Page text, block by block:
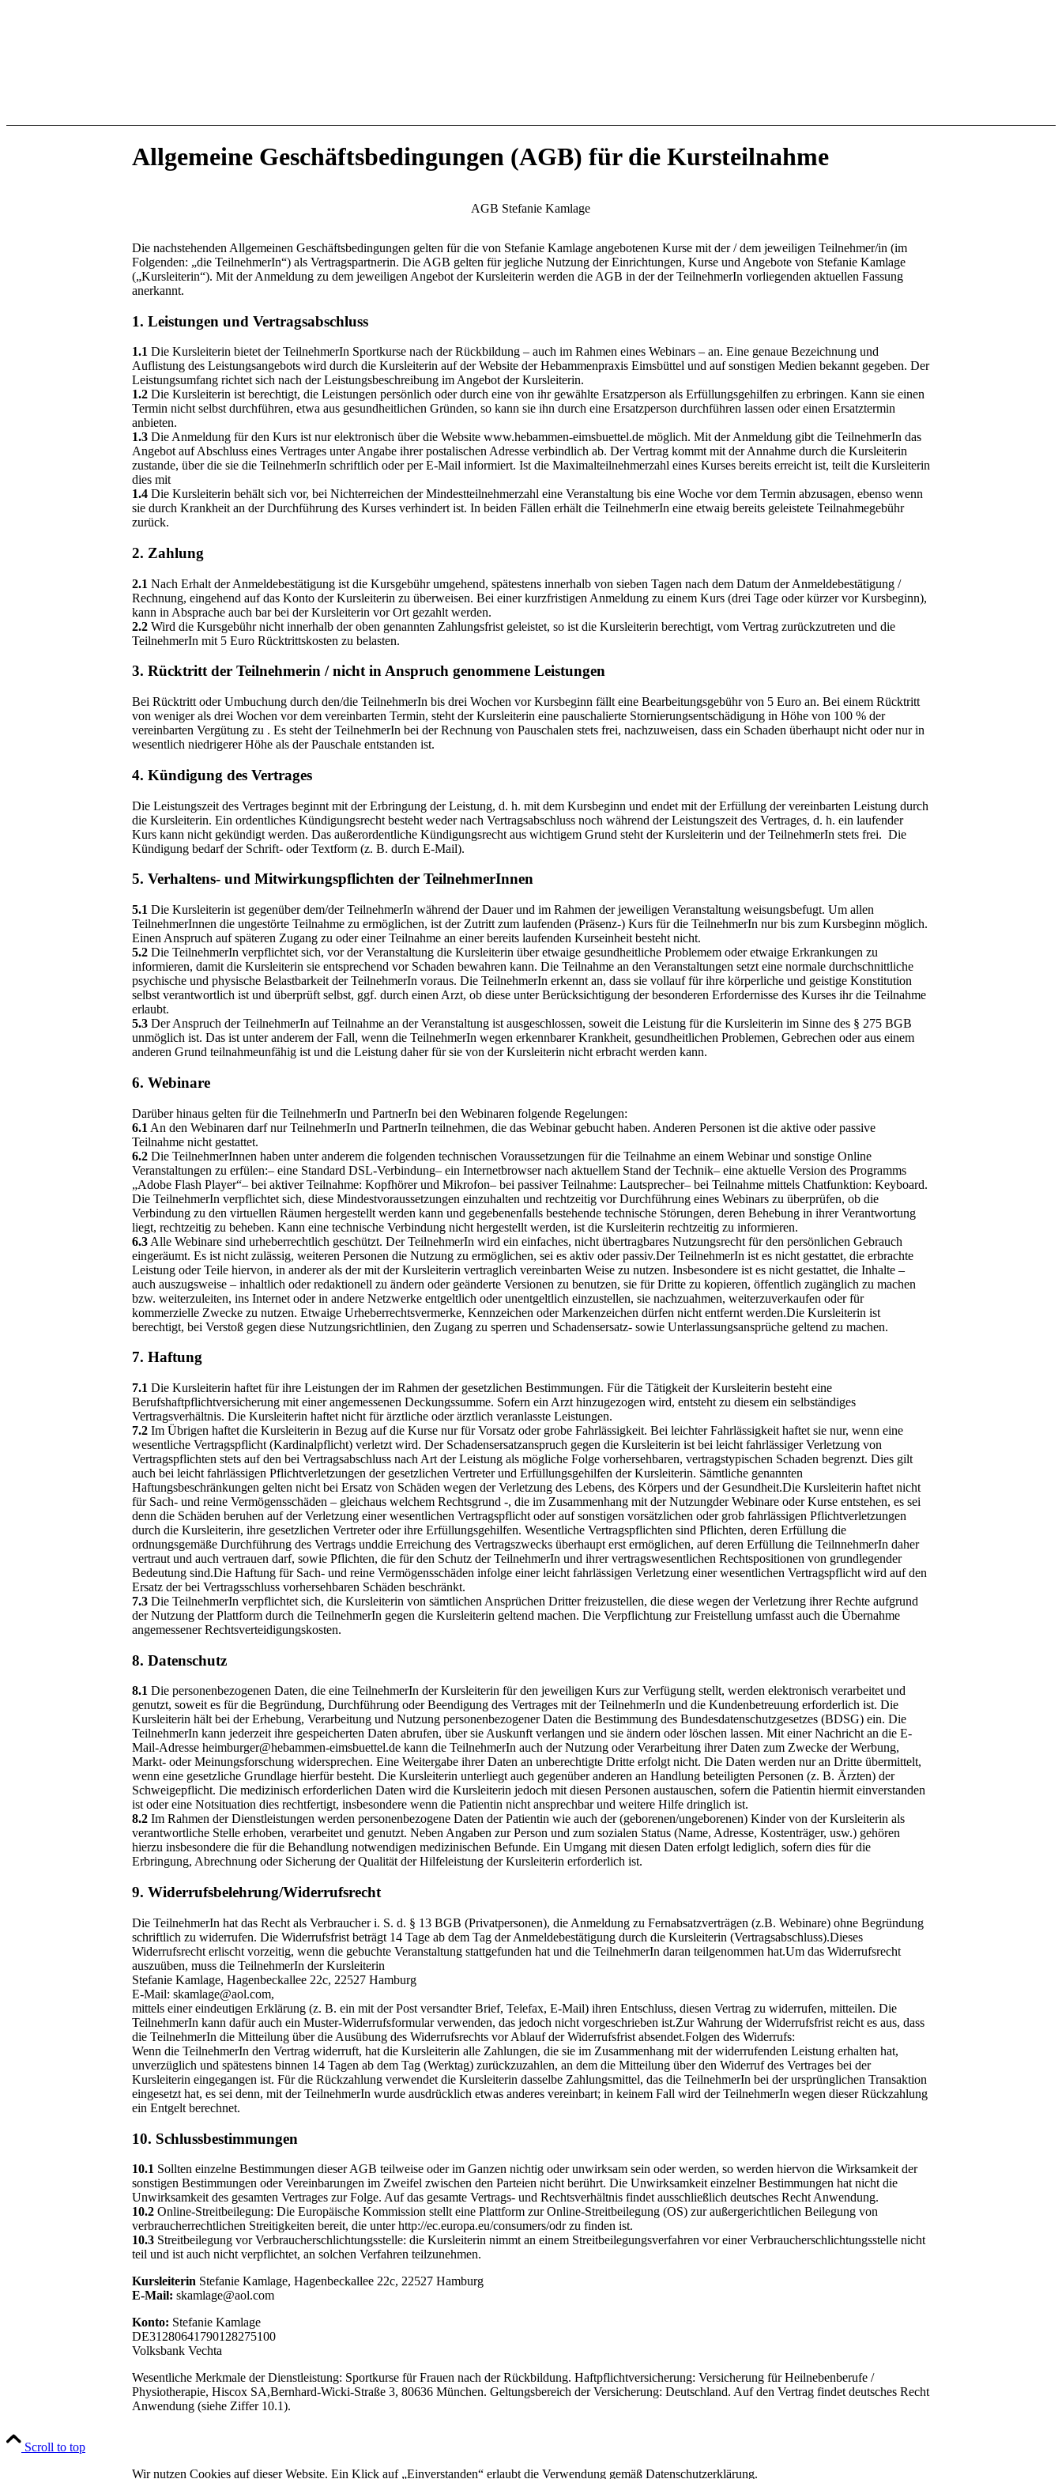
Allgemeine Geschäftsbedingungen (AGB) für die Kursteilnahme
AGB Stefanie Kamlage
Die nachstehenden Allgemeinen Geschäftsbedingungen gelten für die von Stefanie Kamlage angebotenen Kurse mit der / dem jeweiligen Teilnehmer/in (im
Folgenden: „die TeilnehmerIn“) als Vertragspartnerin. Die AGB gelten für jegliche Nutzung der Einrichtungen, Kurse und Angebote von Stefanie Kamlage
(„Kursleiterin“). Mit der Anmeldung zu dem jeweiligen Angebot der Kursleiterin werden die AGB in der der TeilnehmerIn vorliegenden aktuellen Fassung
anerkannt.
1. Leistungen und Vertragsabschluss
1.1 Die Kursleiterin bietet der TeilnehmerIn Sportkurse nach der Rückbildung – auch im Rahmen eines Webinars – an. Eine genaue Bezeichnung und
Auflistung des Leistungsangebots wird durch die Kursleiterin auf der Website der Hebammenpraxis Eimsbüttel und auf sonstigen Medien bekannt gegeben. Der
Leistungsumfang richtet sich nach der Leistungsbeschreibung im Angebot der Kursleiterin.
1.2 Die Kursleiterin ist berechtigt, die Leistungen persönlich oder durch eine von ihr gewählte Ersatzperson als Erfüllungsgehilfen zu erbringen. Kann sie einen
Termin nicht selbst durchführen, etwa aus gesundheitlichen Gründen, so kann sie ihn durch eine Ersatzperson durchführen lassen oder einen Ersatztermin
anbieten.
1.3 Die Anmeldung für den Kurs ist nur elektronisch über die Website www.hebammen-eimsbuettel.de möglich. Mit der Anmeldung gibt die TeilnehmerIn das
Angebot auf Abschluss eines Vertrages unter Angabe ihrer postalischen Adresse verbindlich ab. Der Vertrag kommt mit der Annahme durch die Kursleiterin
zustande, über die sie die TeilnehmerIn schriftlich oder per E-Mail informiert. Ist die Maximalteilnehmerzahl eines Kurses bereits erreicht ist, teilt die Kursleiterin
dies mit
1.4 Die Kursleiterin behält sich vor, bei Nichterreichen der Mindestteilnehmerzahl eine Veranstaltung bis eine Woche vor dem Termin abzusagen, ebenso wenn
sie durch Krankheit an der Durchführung des Kurses verhindert ist. In beiden Fällen erhält die TeilnehmerIn eine etwaig bereits geleistete Teilnahmegebühr
zurück.
2. Zahlung
2.1 Nach Erhalt der Anmeldebestätigung ist die Kursgebühr umgehend, spätestens innerhalb von sieben Tagen nach dem Datum der Anmeldebestätigung /
Rechnung, eingehend auf das Konto der Kursleiterin zu überweisen. Bei einer kurzfristigen Anmeldung zu einem Kurs (drei Tage oder kürzer vor Kursbeginn),
kann in Absprache auch bar bei der Kursleiterin vor Ort gezahlt werden.
2.2 Wird die Kursgebühr nicht innerhalb der oben genannten Zahlungsfrist geleistet, so ist die Kursleiterin berechtigt, vom Vertrag zurückzutreten und die
TeilnehmerIn mit 5 Euro Rücktrittskosten zu belasten.
3. Rücktritt der Teilnehmerin / nicht in Anspruch genommene Leistungen
Bei Rücktritt oder Umbuchung durch den/die TeilnehmerIn bis drei Wochen vor Kursbeginn fällt eine Bearbeitungsgebühr von 5 Euro an. Bei einem Rücktritt
von weniger als drei Wochen vor dem vereinbarten Termin, steht der Kursleiterin eine pauschalierte Stornierungsentschädigung in Höhe von 100 % der
vereinbarten Vergütung zu . Es steht der TeilnehmerIn bei der Rechnung von Pauschalen stets frei, nachzuweisen, dass ein Schaden überhaupt nicht oder nur in
wesentlich niedrigerer Höhe als der Pauschale entstanden ist.
4. Kündigung des Vertrages
Die Leistungszeit des Vertrages beginnt mit der Erbringung der Leistung, d. h. mit dem Kursbeginn und endet mit der Erfüllung der vereinbarten Leistung durch
die Kursleiterin. Ein ordentliches Kündigungsrecht besteht weder nach Vertragsabschluss noch während der Leistungszeit des Vertrages, d. h. ein laufender
Kurs kann nicht gekündigt werden. Das außerordentliche Kündigungsrecht aus wichtigem Grund steht der Kursleiterin und der TeilnehmerIn stets frei. Die
Kündigung bedarf der Schrift- oder Textform (z. B. durch E-Mail).
5. Verhaltens- und Mitwirkungspflichten der TeilnehmerInnen
5.1 Die Kursleiterin ist gegenüber dem/der TeilnehmerIn während der Dauer und im Rahmen der jeweiligen Veranstaltung weisungsbefugt. Um allen
TeilnehmerInnen die ungestörte Teilnahme zu ermöglichen, ist der Zutritt zum laufenden (Präsenz-) Kurs für die TeilnehmerIn nur bis zum Kursbeginn möglich.
Einen Anspruch auf späteren Zugang zu oder einer Teilnahme an einer bereits laufenden Kurseinheit besteht nicht.
5.2 Die TeilnehmerIn verpflichtet sich, vor der Veranstaltung die Kursleiterin über etwaige gesundheitliche Problemem oder etwaige Erkrankungen zu
informieren, damit die Kursleiterin sie entsprechend vor Schaden bewahren kann. Die Teilnahme an den Veranstaltungen setzt eine normale durchschnittliche
psychische und physische Belastbarkeit der TeilnehmerIn voraus. Die TeilnehmerIn erkennt an, dass sie vollauf für ihre körperliche und geistige Konstitution
selbst verantwortlich ist und überprüft selbst, ggf. durch einen Arzt, ob diese unter Berücksichtigung der besonderen Erfordernisse des Kurses ihr die Teilnahme
erlaubt.
5.3 Der Anspruch der TeilnehmerIn auf Teilnahme an der Veranstaltung ist ausgeschlossen, soweit die Leistung für die Kursleiterin im Sinne des § 275 BGB
unmöglich ist. Das ist unter anderem der Fall, wenn die TeilnehmerIn wegen erkennbarer Krankheit, gesundheitlichen Problemen, Gebrechen oder aus einem
anderen Grund teilnahmeunfähig ist und die Leistung daher für sie von der Kursleiterin nicht erbracht werden kann.
6. Webinare
Darüber hinaus gelten für die TeilnehmerIn und PartnerIn bei den Webinaren folgende Regelungen:
6.1 An den Webinaren darf nur TeilnehmerIn und PartnerIn teilnehmen, die das Webinar gebucht haben. Anderen Personen ist die aktive oder passive
Teilnahme nicht gestattet.
6.2 Die TeilnehmerInnen haben unter anderem die folgenden technischen Voraussetzungen für die Teilnahme an einem Webinar und sonstige Online
Veranstaltungen zu erfülen:– eine Standard DSL-Verbindung– ein Internetbrowser nach aktuellem Stand der Technik– eine aktuelle Version des Programms
„Adobe Flash Player“– bei aktiver Teilnahme: Kopfhörer und Mikrofon– bei passiver Teilnahme: Lautsprecher– bei Teilnahme mittels Chatfunktion: Keyboard.
Die TeilnehmerIn verpflichtet sich, diese Mindestvoraussetzungen einzuhalten und rechtzeitig vor Durchführung eines Webinars zu überprüfen, ob die
Verbindung zu den virtuellen Räumen hergestellt werden kann und gegebenenfalls bestehende technische Störungen, deren Behebung in ihrer Verantwortung
liegt, rechtzeitig zu beheben. Kann eine technische Verbindung nicht hergestellt werden, ist die Kursleiterin rechtzeitig zu informieren.
6.3 Alle Webinare sind urheberrechtlich geschützt. Der TeilnehmerIn wird ein einfaches, nicht übertragbares Nutzungsrecht für den persönlichen Gebrauch
eingeräumt. Es ist nicht zulässig, weiteren Personen die Nutzung zu ermöglichen, sei es aktiv oder passiv.Der TeilnehmerIn ist es nicht gestattet, die erbrachte
Leistung oder Teile hiervon, in anderer als der mit der Kursleiterin vertraglich vereinbarten Weise zu nutzen. Insbesondere ist es nicht gestattet, die Inhalte –
auch auszugsweise – inhaltlich oder redaktionell zu ändern oder geänderte Versionen zu benutzen, sie für Dritte zu kopieren, öffentlich zugänglich zu machen
bzw. weiterzuleiten, ins Internet oder in andere Netzwerke entgeltlich oder unentgeltlich einzustellen, sie nachzuahmen, weiterzuverkaufen oder für
kommerzielle Zwecke zu nutzen. Etwaige Urheberrechtsvermerke, Kennzeichen oder Markenzeichen dürfen nicht entfernt werden.Die Kursleiterin ist
berechtigt, bei Verstoß gegen diese Nutzungsrichtlinien, den Zugang zu sperren und Schadensersatz- sowie Unterlassungsansprüche geltend zu machen.
7. Haftung
7.1 Die Kursleiterin haftet für ihre Leistungen der im Rahmen der gesetzlichen Bestimmungen. Für die Tätigkeit der Kursleiterin besteht eine
Berufshaftpflichtversicherung mit einer angemessenen Deckungssumme. Sofern ein Arzt hinzugezogen wird, entsteht zu diesem ein selbständiges
Vertragsverhältnis. Die Kursleiterin haftet nicht für ärztliche oder ärztlich veranlasste Leistungen.
7.2 Im Übrigen haftet die Kursleiterin in Bezug auf die Kurse nur für Vorsatz oder grobe Fahrlässigkeit. Bei leichter Fahrlässigkeit haftet sie nur, wenn eine
wesentliche Vertragspflicht (Kardinalpflicht) verletzt wird. Der Schadensersatzanspruch gegen die Kursleiterin ist bei leicht fahrlässiger Verletzung von
Vertragspflichten stets auf den bei Vertragsabschluss nach Art der Leistung als mögliche Folge vorhersehbaren, vertragstypischen Schaden begrenzt. Dies gilt
auch bei leicht fahrlässigen Pflichtverletzungen der gesetzlichen Vertreter und Erfüllungsgehilfen der Kursleiterin. Sämtliche genannten
Haftungsbeschränkungen gelten nicht bei Ersatz von Schäden wegen der Verletzung des Lebens, des Körpers und der Gesundheit.Die Kursleiterin haftet nicht
für Sach- und reine Vermögensschäden – gleichaus welchem Rechtsgrund -, die im Zusammenhang mit der Nutzungder Webinare oder Kurse entstehen, es sei
denn die Schäden beruhen auf der Verletzung einer wesentlichen Vertragspflicht oder auf sonstigen vorsätzlichen oder grob fahrlässigen Pflichtverletzungen
durch die Kursleiterin, ihre gesetzlichen Vertreter oder ihre Erfüllungsgehilfen. Wesentliche Vertragspflichten sind Pflichten, deren Erfüllung die
ordnungsgemäße Durchführung des Vertrags unddie Erreichung des Vertragszwecks überhaupt erst ermöglichen, auf deren Erfüllung die TeilnnehmerIn daher
vertraut und auch vertrauen darf, sowie Pflichten, die für den Schutz der TeilnehmerIn und ihrer vertragswesentlichen Rechtspositionen von grundlegender
Bedeutung sind.Die Haftung für Sach- und reine Vermögensschäden infolge einer leicht fahrlässigen Verletzung einer wesentlichen Vertragspflicht wird auf den
Ersatz der bei Vertragsschluss vorhersehbaren Schäden beschränkt.
7.3 Die TeilnehmerIn verpflichtet sich, die Kursleiterin von sämtlichen Ansprüchen Dritter freizustellen, die diese wegen der Verletzung ihrer Rechte aufgrund
der Nutzung der Plattform durch die TeilnehmerIn gegen die Kursleiterin geltend machen. Die Verpflichtung zur Freistellung umfasst auch die Übernahme
angemessener Rechtsverteidigungskosten.
8. Datenschutz
8.1 Die personenbezogenen Daten, die eine TeilnehmerIn der Kursleiterin für den jeweiligen Kurs zur Verfügung stellt, werden elektronisch verarbeitet und
genutzt, soweit es für die Begründung, Durchführung oder Beendigung des Vertrages mit der TeilnehmerIn und die Kundenbetreuung erforderlich ist. Die
Kursleiterin hält bei der Erhebung, Verarbeitung und Nutzung personenbezogener Daten die Bestimmung des Bundesdatenschutzgesetzes (BDSG) ein. Die
TeilnehmerIn kann jederzeit ihre gespeicherten Daten abrufen, über sie Auskunft verlangen und sie ändern oder löschen lassen. Mit einer Nachricht an die E-
Mail-Adresse heimburger@hebammen-eimsbuettel.de kann die TeilnehmerIn auch der Nutzung oder Verarbeitung ihrer Daten zum Zwecke der Werbung,
Markt- oder Meinungsforschung widersprechen. Eine Weitergabe ihrer Daten an unberechtigte Dritte erfolgt nicht. Die Daten werden nur an Dritte übermittelt,
wenn eine gesetzliche Grundlage hierfür besteht. Die Kursleiterin unterliegt auch gegenüber anderen an Handlung beteiligten Personen (z. B. Ärzten) der
Schweigepflicht. Die medizinisch erforderlichen Daten wird die Kursleiterin jedoch mit diesen Personen austauschen, sofern die Patientin hiermit einverstanden
ist oder eine Notsituation dies rechtfertigt, insbesondere wenn die Patientin nicht ansprechbar und weitere Hilfe dringlich ist.
8.2 Im Rahmen der Dienstleistungen werden personenbezogene Daten der Patientin wie auch der (geborenen/ungeborenen) Kinder von der Kursleiterin als
verantwortliche Stelle erhoben, verarbeitet und genutzt. Neben Angaben zur Person und zum sozialen Status (Name, Adresse, Kostenträger, usw.) gehören
hierzu insbesondere die für die Behandlung notwendigen medizinischen Befunde. Ein Umgang mit diesen Daten erfolgt lediglich, sofern dies für die
Erbringung, Abrechnung oder Sicherung der Qualität der Hilfeleistung der Kursleiterin erforderlich ist.
9. Widerrufsbelehrung/Widerrufsrecht
Die TeilnehmerIn hat das Recht als Verbraucher i. S. d. § 13 BGB (Privatpersonen), die Anmeldung zu Fernabsatzverträgen (z.B. Webinare) ohne Begründung
schriftlich zu widerrufen. Die Widerrufsfrist beträgt 14 Tage ab dem Tag der Anmeldebestätigung durch die Kursleiterin (Vertragsabschluss).Dieses
Widerrufsrecht erlischt vorzeitig, wenn die gebuchte Veranstaltung stattgefunden hat und die TeilnehmerIn daran teilgenommen hat.Um das Widerrufsrecht
auszuüben, muss die TeilnehmerIn der Kursleiterin
Stefanie Kamlage, Hagenbeckallee 22c, 22527 Hamburg
E-Mail: skamlage@aol.com,
mittels einer eindeutigen Erklärung (z. B. ein mit der Post versandter Brief, Telefax, E-Mail) ihren Entschluss, diesen Vertrag zu widerrufen, mitteilen. Die
TeilnehmerIn kann dafür auch ein Muster-Widerrufsformular verwenden, das jedoch nicht vorgeschrieben ist.Zur Wahrung der Widerrufsfrist reicht es aus, dass
die TeilnehmerIn die Mitteilung über die Ausübung des Widerrufsrechts vor Ablauf der Widerrufsfrist absendet.Folgen des Widerrufs:
Wenn die TeilnehmerIn den Vertrag widerruft, hat die Kursleiterin alle Zahlungen, die sie im Zusammenhang mit der widerrufenden Leistung erhalten hat,
unverzüglich und spätestens binnen 14 Tagen ab dem Tag (Werktag) zurückzuzahlen, an dem die Mitteilung über den Widerruf des Vertrages bei der
Kursleiterin eingegangen ist. Für die Rückzahlung verwendet die Kursleiterin dasselbe Zahlungsmittel, das die TeilnehmerIn bei der ursprünglichen Transaktion
eingesetzt hat, es sei denn, mit der TeilnehmerIn wurde ausdrücklich etwas anderes vereinbart; in keinem Fall wird der TeilnehmerIn wegen dieser Rückzahlung
ein Entgelt berechnet.
10. Schlussbestimmungen
10.1 Sollten einzelne Bestimmungen dieser AGB teilweise oder im Ganzen nichtig oder unwirksam sein oder werden, so werden hiervon die Wirksamkeit der
sonstigen Bestimmungen oder Vereinbarungen im Zweifel zwischen den Parteien nicht berührt. Die Unwirksamkeit einzelner Bestimmungen hat nicht die
Unwirksamkeit des gesamten Vertrages zur Folge. Auf das gesamte Vertrags- und Rechtsverhältnis findet ausschließlich deutsches Recht Anwendung.
10.2 Online-Streitbeilegung: Die Europäische Kommission stellt eine Plattform zur Online-Streitbeilegung (OS) zur außergerichtlichen Beilegung von
verbraucherrechtlichen Streitigkeiten bereit, die unter http://ec.europa.eu/consumers/odr zu finden ist.
10.3 Streitbeilegung vor Verbraucherschlichtungsstelle: die Kursleiterin nimmt an einem Streitbeilegungsverfahren vor einer Verbraucherschlichtungsstelle nicht
teil und ist auch nicht verpflichtet, an solchen Verfahren teilzunehmen.
Kursleiterin Stefanie Kamlage, Hagenbeckallee 22c, 22527 Hamburg
E-Mail: skamlage@aol.com
Konto: Stefanie Kamlage
DE31280641790128275100
Volksbank Vechta
Wesentliche Merkmale der Dienstleistung: Sportkurse für Frauen nach der Rückbildung. Haftpflichtversicherung: Versicherung für Heilnebenberufe /
Physiotherapie, Hiscox SA,Bernhard-Wicki-Straße 3, 80636 München. Geltungsbereich der Versicherung: Deutschland. Auf den Vertrag findet deutsches Recht
Anwendung (siehe Ziffer 10.1).
Scroll to top
Wir nutzen Cookies auf dieser Website. Ein Klick auf „Einverstanden“ erlaubt die Verwendung gemäß Datenschutzerklärung.